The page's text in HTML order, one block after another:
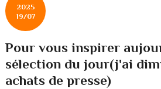
2025
19/07
Pour vous inspirer
sélection du jour(j'ai
achats de presse)